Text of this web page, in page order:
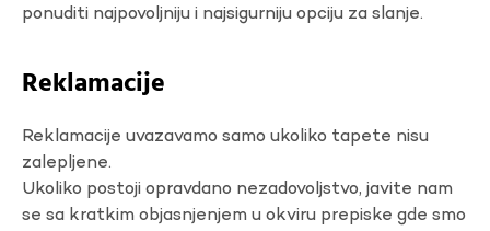
ponuditi najpovoljniju i najsigurniju opciju za slanje.
Reklamacije
Reklamacije uvazavamo samo ukoliko tapete nisu
zalepljene.
Ukoliko postoji opravdano nezadovoljstvo, javite nam
se sa kratkim objasnjenjem u okviru prepiske gde smo